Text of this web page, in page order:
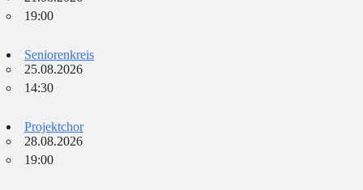
19:00
Seniorenkreis
25.08.2026
14:30
Projektchor
28.08.2026
19:00